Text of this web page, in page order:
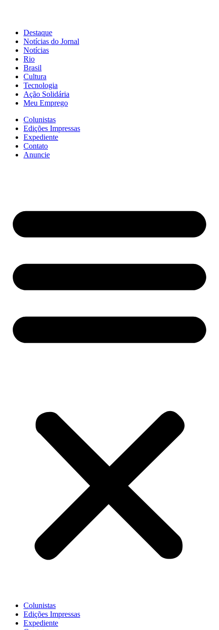
Destaque
Notícias do Jornal
Notícias
Rio
Brasil
Cultura
Tecnologia
Ação Solidária
Meu Emprego
Colunistas
Edições Impressas
Expediente
Contato
Anuncie
Colunistas
Edições Impressas
Expediente